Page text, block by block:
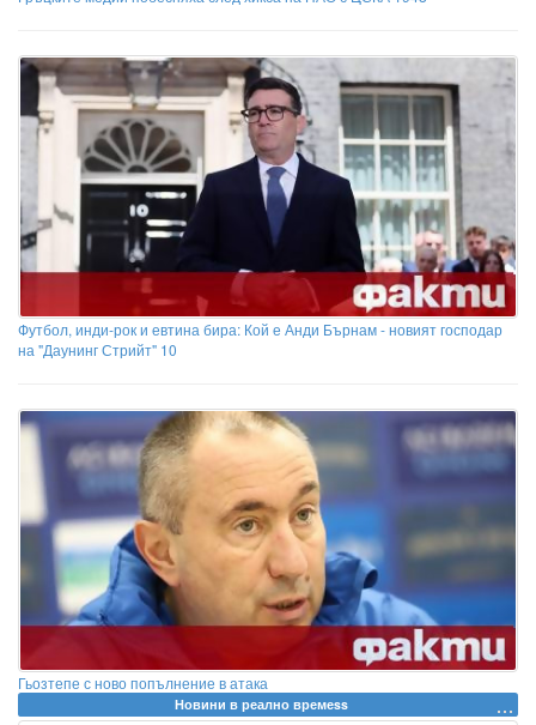
Футбол, инди-рок и евтина бира: Кой е Анди Бърнам - новият господар
на "Даунинг Стрийт" 10
Гьозтепе с ново попълнение в атака
Новини в реално времеss